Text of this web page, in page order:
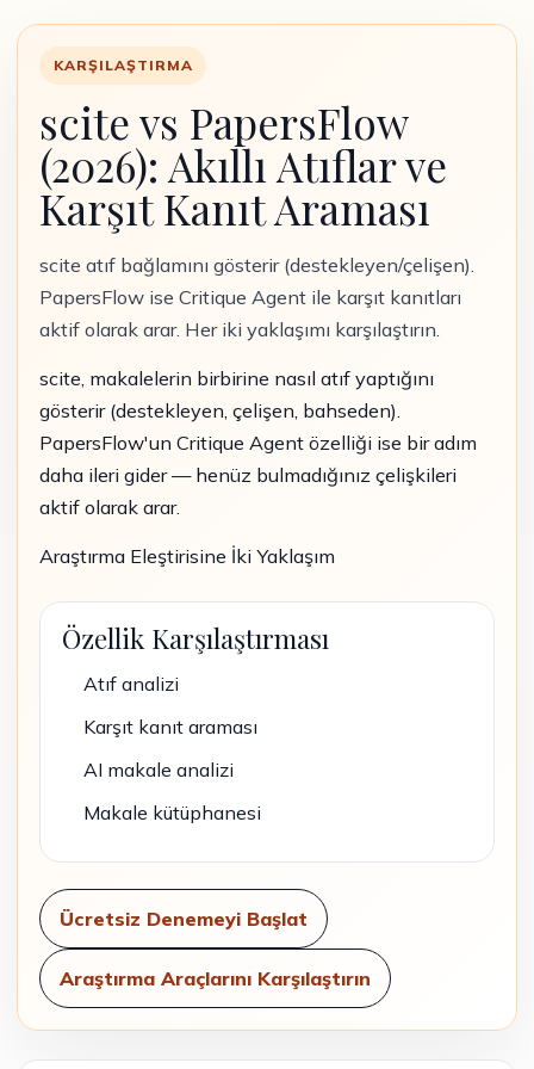
KARŞILAŞTIRMA
scite vs PapersFlow
(2026): Akıllı Atıflar ve
Karşıt Kanıt Araması
scite atıf bağlamını gösterir (destekleyen/çelişen).
PapersFlow ise Critique Agent ile karşıt kanıtları
aktif olarak arar. Her iki yaklaşımı karşılaştırın.
scite, makalelerin birbirine nasıl atıf yaptığını
gösterir (destekleyen, çelişen, bahseden).
PapersFlow'un Critique Agent özelliği ise bir adım
daha ileri gider — henüz bulmadığınız çelişkileri
aktif olarak arar.
Araştırma Eleştirisine İki Yaklaşım
Özellik Karşılaştırması
Atıf analizi
Karşıt kanıt araması
AI makale analizi
Makale kütüphanesi
Ücretsiz Denemeyi Başlat
Araştırma Araçlarını Karşılaştırın